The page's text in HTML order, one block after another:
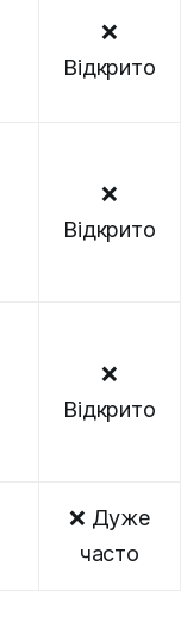
❌
Відкрито
❌
Відкрито
❌
Відкрито
❌ Дуже
часто